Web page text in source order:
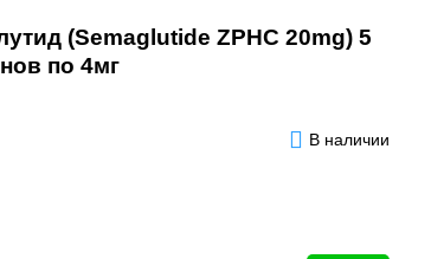
(Semaglutide ZPHC 20mg) 5
по 4мг
В наличии